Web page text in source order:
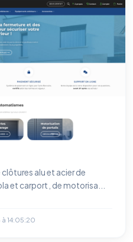
et carport , de motorisa...
14:05:20